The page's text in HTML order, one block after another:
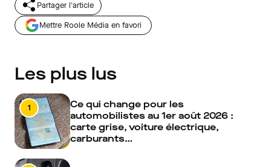
Partager l'article
Mettre Roole Média en favori
Les plus lus
1
Ce qui change pour les
automobilistes au 1er août 2026 :
carte grise, voiture électrique,
carburants…